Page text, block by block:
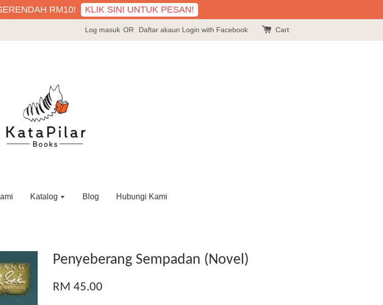
RM10! KLIK SINI UNTUK PESAN!
Log masuk OR Daftar akaun Login with Facebook Cart
Katalog Blog Hubungi Kami
Penyeberang Sempadan (Novel)
RM 45.00